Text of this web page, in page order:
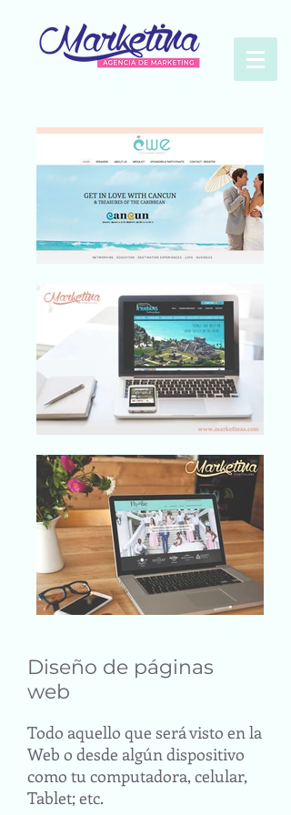
Diseño de páginas
web
Todo aquello que será visto en la
Web o desde algún dispositivo
como tu computadora, celular,
Tablet; etc.